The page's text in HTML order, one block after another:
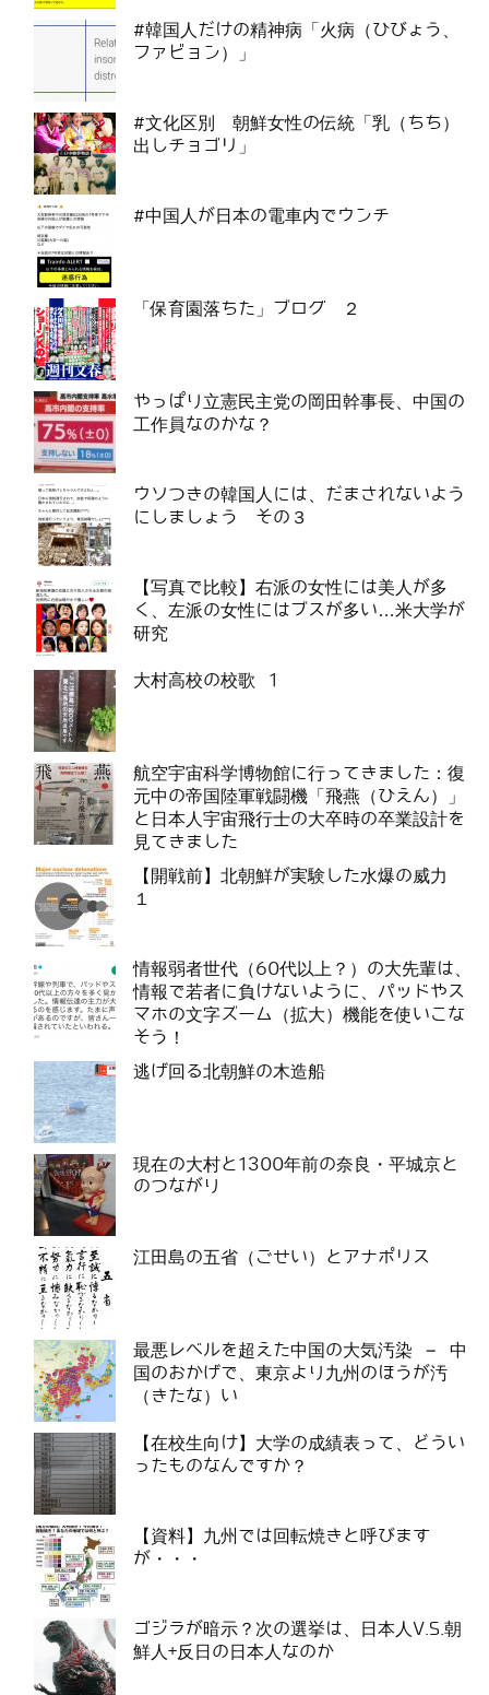
#韓国人だけの精神病「火病（ひびょう、
ファビョン）」
#文化区別 朝鮮女性の伝統「乳（ちち）
出しチョゴリ」
#中国人が日本の電車内でウンチ
「保育園落ちた」ブログ ２
やっぱり立憲民主党の岡田幹事長、中国の
工作員なのかな？
ウソつきの韓国人には、だまされないよう
にしましょう その３
【写真で比較】右派の女性には美人が多
く、左派の女性にはブスが多い…米大学が
研究
大村高校の校歌 1
航空宇宙科学博物館に行ってきました：復
元中の帝国陸軍戦闘機「飛燕（ひえん）」
と日本人宇宙飛行士の大卒時の卒業設計を
見てきました
【開戦前】北朝鮮が実験した水爆の威力
１
情報弱者世代（60代以上？）の大先輩は、
情報で若者に負けないように、パッドやス
マホの文字ズーム（拡大）機能を使いこな
そう！
逃げ回る北朝鮮の木造船
現在の大村と1300年前の奈良・平城京と
のつながり
江田島の五省（ごせい）とアナポリス
最悪レベルを超えた中国の大気汚染 – 中
国のおかげで、東京より九州のほうが汚
（きたな）い
【在校生向け】大学の成績表って、どうい
ったものなんですか？
【資料】九州では回転焼きと呼びます
が・・・
ゴジラが暗示？次の選挙は、日本人V.S.朝
鮮人+反日の日本人なのか